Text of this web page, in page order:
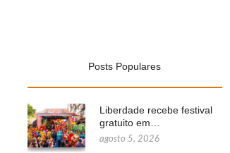
Posts Populares
Liberdade recebe festival
gratuito em…
agosto 5, 2026